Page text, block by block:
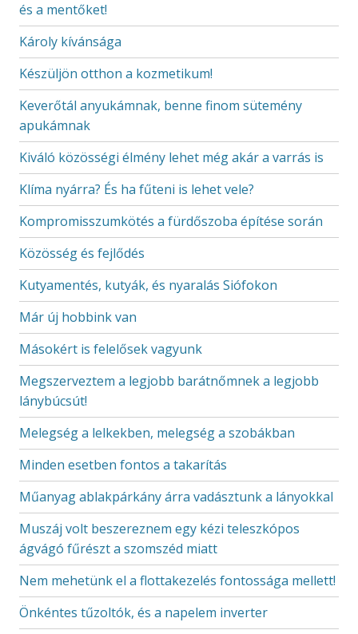
és a mentőket!
Károly kívánsága
Készüljön otthon a kozmetikum!
Keverőtál anyukámnak, benne finom sütemény
apukámnak
Kiváló közösségi élmény lehet még akár a varrás is
Klíma nyárra? És ha fűteni is lehet vele?
Kompromisszumkötés a fürdőszoba építése során
Közösség és fejlődés
Kutyamentés, kutyák, és nyaralás Siófokon
Már új hobbink van
Másokért is felelősek vagyunk
Megszerveztem a legjobb barátnőmnek a legjobb
lánybúcsút!
Melegség a lelkekben, melegség a szobákban
Minden esetben fontos a takarítás
Műanyag ablakpárkány árra vadásztunk a lányokkal
Muszáj volt beszereznem egy kézi teleszkópos
ágvágó fűrészt a szomszéd miatt
Nem mehetünk el a flottakezelés fontossága mellett!
Önkéntes tűzoltók, és a napelem inverter